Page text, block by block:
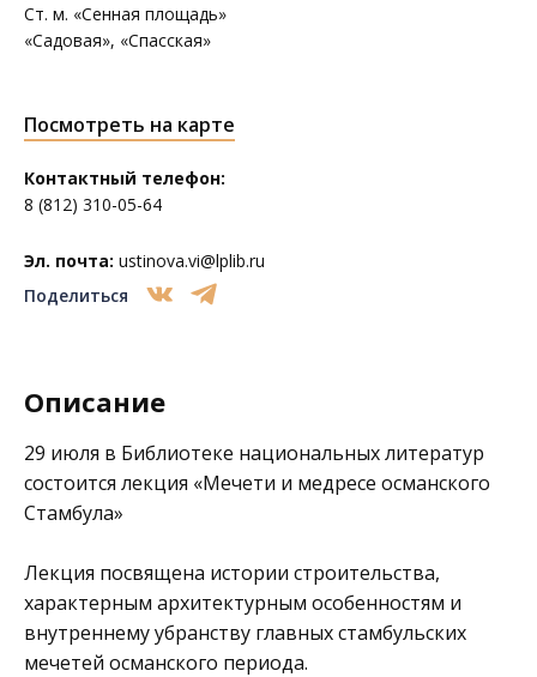
Ст. м. «Сенная площадь»
«Садовая», «Спасская»
Посмотреть на карте
Контактный телефон:
8 (812) 310-05-64
Эл. почта: ustinova.vi@lplib.ru
Поделиться
Описание
29 июля в Библиотеке национальных литератур
состоится лекция «Мечети и медресе османского
Стамбула»
Лекция посвящена истории строительства,
характерным архитектурным особенностям и
внутреннему убранству главных стамбульских
мечетей османского периода.